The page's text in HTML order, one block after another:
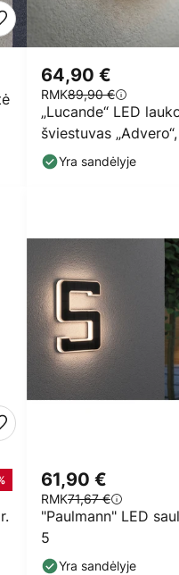
„Lucande“ LED
šviestuvas
spalvos, su
64,90 €
RMK89,90 €
Yra sandėlyje
"Paulmann" LED
5
61,90 €
RMK71,67 €
Yra sandėlyje